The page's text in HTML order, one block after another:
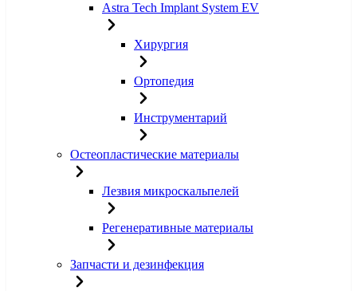
Astra Tech Implant System EV
Хирургия
Ортопедия
Инструментарий
Остеопластические материалы
Лезвия микроскальпелей
Регенеративные материалы
Запчасти и дезинфекция